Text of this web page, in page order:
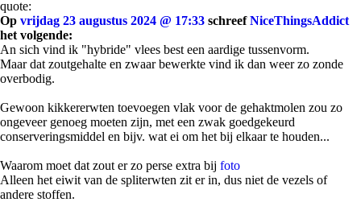
quote:
Op vrijdag 23 augustus 2024 @ 17:33 schreefNiceThingsAddict
het volgende:
An sich vind ik "hybride" vlees best een aardige tussenvorm.
Maar dat zoutgehalte en zwaar bewerkte vind ik dan weer zo zonde
overbodig.
Gewoon kikkererwten toevoegen vlak voor de gehaktmolen zou zo
ongeveer genoeg moeten zijn, met een zwak goedgekeurd
conserveringsmiddel en bijv. wat ei om het bij elkaar te houden...
Waarom moet dat zout er zo perse extra bij foto
Alleen het eiwit van de spliterwten zit er in, dus niet de vezels of
andere stoffen.